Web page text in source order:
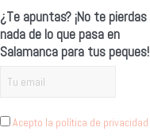
¿Te apuntas? ¡No te pierdas
nada de lo que pasa en
Salamanca para tus peques!
Acepto la política de privacidad